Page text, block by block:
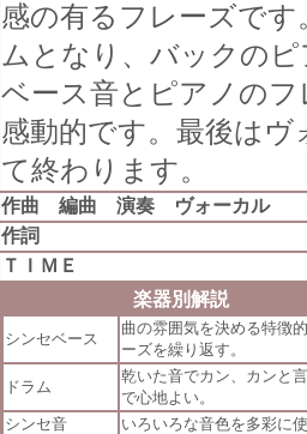
感の有るフレーズで
ムとなり、バックの
ベース音とピアノの
感動的です。最後は
て終わります。
作曲 編曲 演奏 ヴォーカル
作詞
ＴＩＭＥ
楽器別解説
シンセベース
曲の雰囲気を決める特徴
ーズを繰り返す。
ドラム
乾いた音でカン、カンと
で心地よい。
シンセ音
いろいろな音色を多彩に